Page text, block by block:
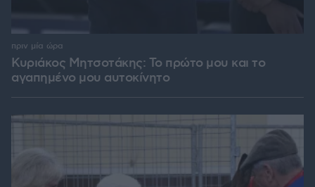
Κυριάκος Μητσοτάκης: Το πρώτο μου και το
αγαπημένο μου αυτοκίνητο
πριν μία ώρα